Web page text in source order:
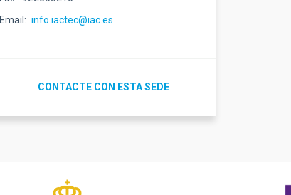
Email
info.iactec@iac.es
CONTACTE CON ESTA SEDE